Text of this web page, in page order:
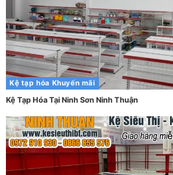
Kệ tạp hóa Khuyến mãi
Kệ Tạp Hóa Tại Ninh Sơn Ninh Thuận